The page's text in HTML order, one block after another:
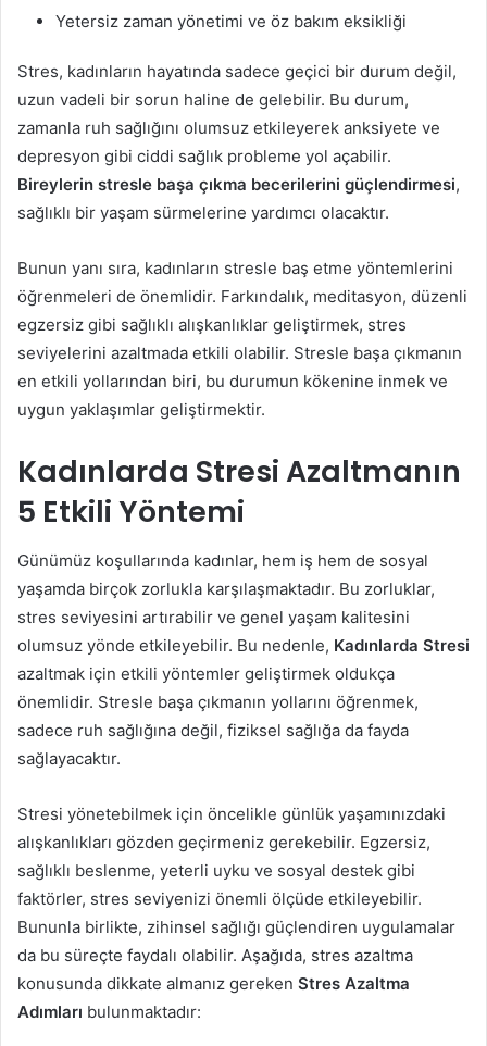
Yetersiz zaman yönetimi ve öz bakım eksikliği
Stres, kadınların hayatında sadece geçici bir durum değil,
uzun vadeli bir sorun haline de gelebilir. Bu durum,
zamanla ruh sağlığını olumsuz etkileyerek anksiyete ve
depresyon gibi ciddi sağlık probleme yol açabilir.
Bireylerin stresle başa çıkma becerilerini güçlendirmesi,
sağlıklı bir yaşam sürmelerine yardımcı olacaktır.
Bunun yanı sıra, kadınların stresle baş etme yöntemlerini
öğrenmeleri de önemlidir. Farkındalık, meditasyon, düzenli
egzersiz gibi sağlıklı alışkanlıklar geliştirmek, stres
seviyelerini azaltmada etkili olabilir. Stresle başa çıkmanın
en etkili yollarından biri, bu durumun kökenine inmek ve
uygun yaklaşımlar geliştirmektir.
Kadınlarda Stresi Azaltmanın
5 Etkili Yöntemi
Günümüz koşullarında kadınlar, hem iş hem de sosyal
yaşamda birçok zorlukla karşılaşmaktadır. Bu zorluklar,
stres seviyesini artırabilir ve genel yaşam kalitesini
olumsuz yönde etkileyebilir. Bu nedenle, Kadınlarda Stresi
azaltmak için etkili yöntemler geliştirmek oldukça
önemlidir. Stresle başa çıkmanın yollarını öğrenmek,
sadece ruh sağlığına değil, fiziksel sağlığa da fayda
sağlayacaktır.
Stresi yönetebilmek için öncelikle günlük yaşamınızdaki
alışkanlıkları gözden geçirmeniz gerekebilir. Egzersiz,
sağlıklı beslenme, yeterli uyku ve sosyal destek gibi
faktörler, stres seviyenizi önemli ölçüde etkileyebilir.
Bununla birlikte, zihinsel sağlığı güçlendiren uygulamalar
da bu süreçte faydalı olabilir. Aşağıda, stres azaltma
konusunda dikkate almanız gereken Stres Azaltma
Adımları bulunmaktadır: